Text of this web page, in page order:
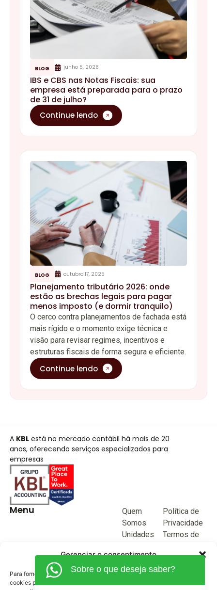
Gerenciar o consentimento
Para fornecer as melhores experiências, usamos tecnologias como
cookies para armazenar e/ou acessar informações do dispositivo. O
BLOG junho 5, 2026
IBS e CBS nas Notas Fiscais: sua
empresa está preparada para o prazo
de 31 de julho?
Continue lendo
BLOG outubro 17, 2025
Planejamento tributário 2026: onde
estão as brechas legais para pagar
menos imposto (e dormir tranquilo)
O cerco contra planejamentos de fachada está
mais rígido e o momento exige técnica e
visão para revisar regimes, incentivos e
estruturas fiscais de forma segura e eficiente.
Continue lendo
A KBL está no mercado contábil há mais de 20
anos, oferecendo serviços especializados para
empresas
Menu
Quem
Somos
Unidades
Blog
Junte-se a
Política de
Privacidade
Termos de
Sobre o que deseja saber?